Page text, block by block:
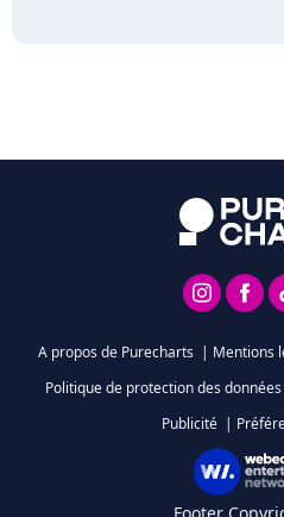
A propos de Purecharts | Mentions
Politique de protection des données
Publicité |